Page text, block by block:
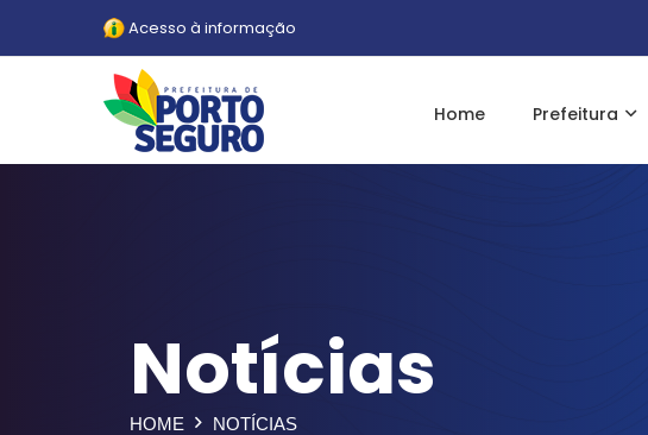
Acesso à informação
Home Prefeitura
Notícias
HOME NOTÍCIAS